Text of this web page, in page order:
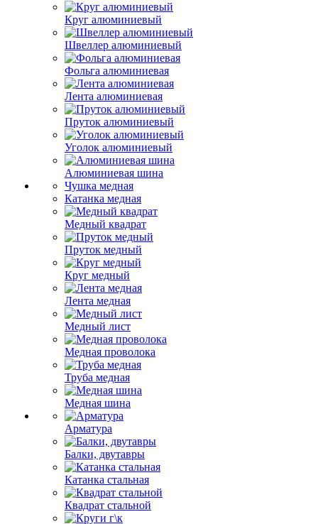
Круг алюминиевый
Швеллер алюминиевый
Фольга алюминиевая
Лента алюминиевая
Пруток алюминиевый
Уголок алюминиевый
Алюминиевая шина
Чушка медная
Катанка медная
Медный квадрат
Пруток медный
Круг медный
Лента медная
Медный лист
Медная проволока
Труба медная
Медная шина
Арматура
Балки, двутавры
Катанка стальная
Квадрат стальной